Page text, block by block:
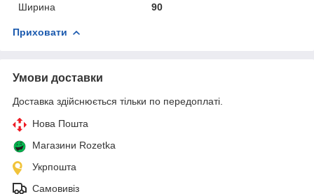
Ширина
90
Приховати
Умови доставки
Доставка здійснюється тільки по передоплаті.
Нова Пошта
Магазини Rozetka
Укрпошта
Самовивіз